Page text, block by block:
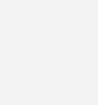
dass sie die
gibt es aber ein
des